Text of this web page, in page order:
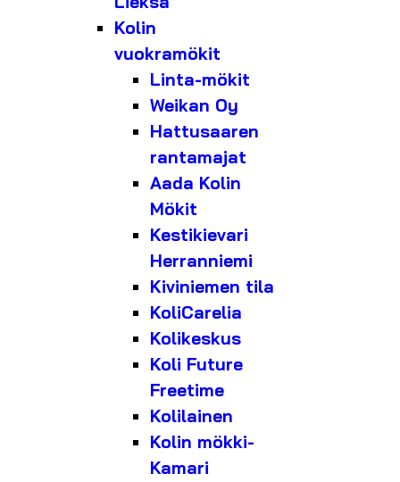
Kolin
vuokramökit
Linta-mökit
Weikan Oy
Hattusaaren
rantamajat
Aada Kolin
Mökit
Kestikievari
Herranniemi
Kiviniemen tila
KoliCarelia
Kolikeskus
Koli Future
Freetime
Kolilainen
Kolin mökki-
Kamari